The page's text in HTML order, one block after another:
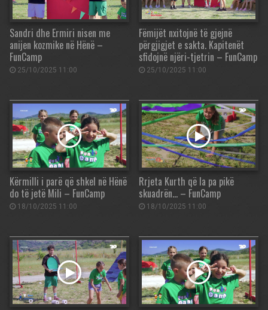
Sandri dhe Ermiri nisen me
anijen kozmike në Hënë –
FunCamp
25/10/2025 11:00
Fëmijët nxitojnë të gjejnë
përgjigjet e sakta. Kapitenët
sfidojnë njëri-tjetrin – FunCamp
25/10/2025 11:00
Kërmilli i parë që shkel në Hënë
do të jetë Mili – FunCamp
18/10/2025 11:00
Rrjeta Kurth që la pa pikë
skuadrën… – FunCamp
18/10/2025 11:00